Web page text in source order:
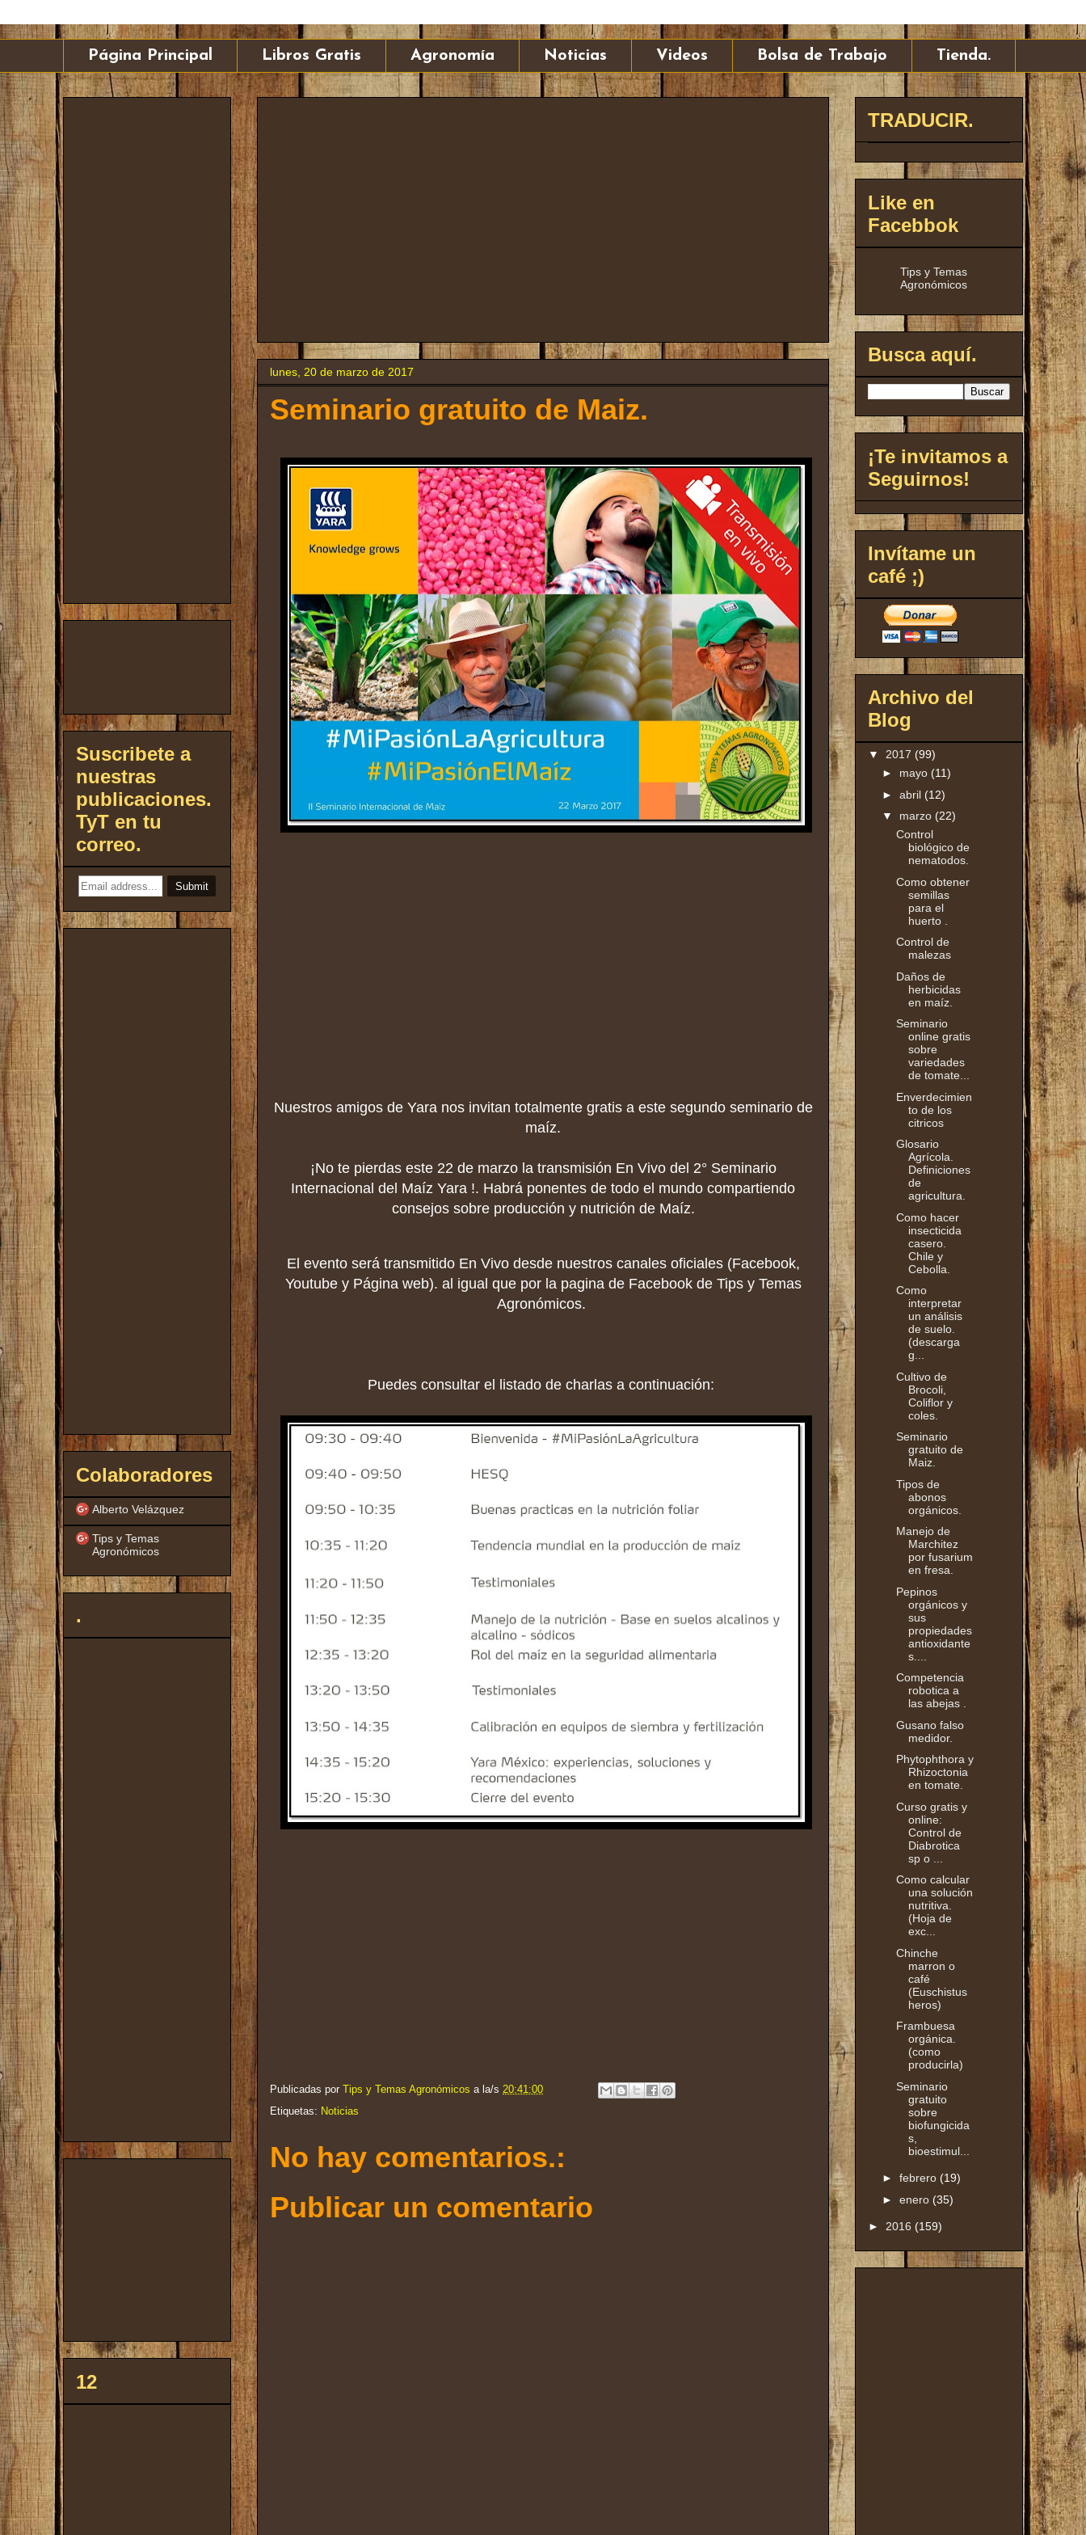
Página Principal Libros Gratis Agronomía Noticias Videos Bolsa de Trabajo Tienda.
lunes, 20 de marzo de 2017
Seminario gratuito de Maiz.
Nuestros amigos de Yara nos invitan totalmente gratis a este segundo seminario de
maíz.
¡No te pierdas este 22 de marzo la transmisión En Vivo del 2° Seminario
Internacional del Maíz Yara !. Habrá ponentes de todo el mundo compartiendo
consejos sobre producción y nutrición de Maíz.
El evento será transmitido En Vivo desde nuestros canales oficiales (Facebook,
Youtube y Página web). al igual que por la pagina de Facebook de Tips y Temas
Agronómicos.
Puedes consultar el listado de charlas a continuación:
Publicadas por Tips y Temas Agronómicos a la/s 20:41:00
Etiquetas: Noticias
No hay comentarios.:
Publicar un comentario
Suscribete a
nuestras
publicaciones.
TyT en tu
correo.
Colaboradores
Alberto Velázquez
Tips y Temas
Agronómicos
.
12
TRADUCIR.
Like en
Facebbok
Tips y Temas
Agronómicos
Busca aquí.
¡Te invitamos a
Seguirnos!
Invítame un
café ;)
Archivo del
Blog
▼ 2017 (99)
► mayo (11)
► abril (12)
▼ marzo (22)
Control
biológico de
nematodos.
Como obtener
semillas
para el
huerto .
Control de
malezas
Daños de
herbicidas
en maíz.
Seminario
online gratis
sobre
variedades
de tomate...
Enverdecimien
to de los
citricos
Glosario
Agrícola.
Definiciones
de
agricultura.
Como hacer
insecticida
casero.
Chile y
Cebolla.
Como
interpretar
un análisis
de suelo.
(descarga
g...
Cultivo de
Brocoli,
Coliflor y
coles.
Seminario
gratuito de
Maiz.
Tipos de
abonos
orgánicos.
Manejo de
Marchitez
por fusarium
en fresa.
Pepinos
orgánicos y
sus
propiedades
antioxidante
s....
Competencia
robotica a
las abejas .
Gusano falso
medidor.
Phytophthora y
Rhizoctonia
en tomate.
Curso gratis y
online:
Control de
Diabrotica
sp o ...
Como calcular
una solución
nutritiva.
(Hoja de
exc...
Chinche
marron o
café
(Euschistus
heros)
Frambuesa
orgánica.
(como
producirla)
Seminario
gratuito
sobre
biofungicida
s,
bioestimul...
► febrero (19)
► enero (35)
► 2016 (159)